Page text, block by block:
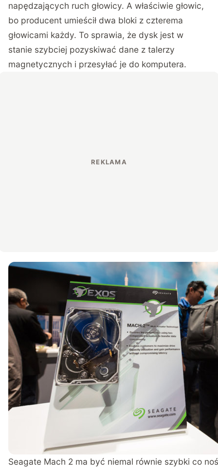
napędzających ruch głowicy. A właściwie głowic,
bo producent umieścił dwa bloki z czterema
głowicami każdy. To sprawia, że dysk jest w
stanie szybciej pozyskiwać dane z talerzy
magnetycznych i przesyłać je do komputera.
Seagate Mach 2 ma być niemal równie szybki co